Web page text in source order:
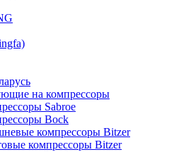
на компрессоры
Sabroe
Bock
компрессоры Bitzer
компрессоры Bitzer